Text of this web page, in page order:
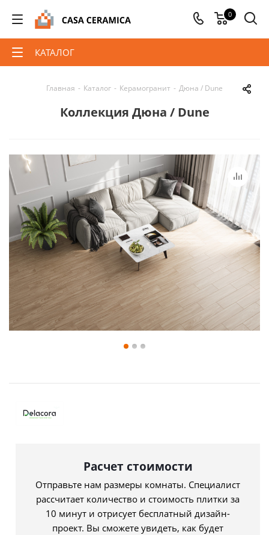
0
КАТАЛОГ
Главная - Каталог - Керамогранит - Дюна / Dune
Коллекция Дюна / Dune
Расчет стоимости
Отправьте нам размеры комнаты. Специалист
рассчитает количество и стоимость плитки за
10 минут и отрисует бесплатный дизайн-
проект. Вы сможете увидеть, как будет